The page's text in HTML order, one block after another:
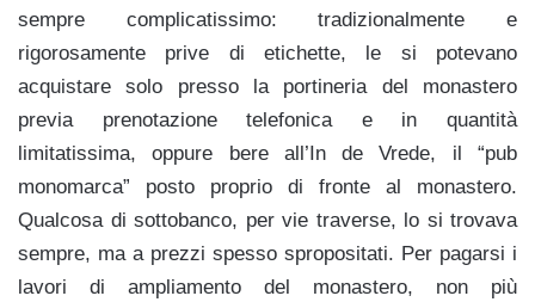
sempre complicatissimo: tradizionalmente e
rigorosamente prive di etichette, le si potevano
acquistare solo presso la portineria del monastero
previa prenotazione telefonica e in quantità
limitatissima, oppure bere all’In de Vrede, il “pub
monomarca” posto proprio di fronte al monastero.
Qualcosa di sottobanco, per vie traverse, lo si trovava
sempre, ma a prezzi spesso spropositati. Per pagarsi i
lavori di ampliamento del monastero, non più